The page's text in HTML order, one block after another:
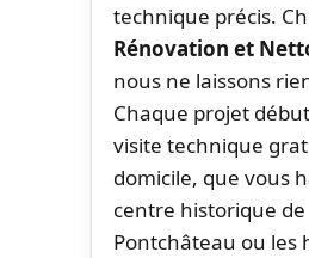
technique précis.
Rénovation et
nous ne laissons
Chaque projet
visite technique
domicile, que vous
centre historique de
Pontchâteau ou les